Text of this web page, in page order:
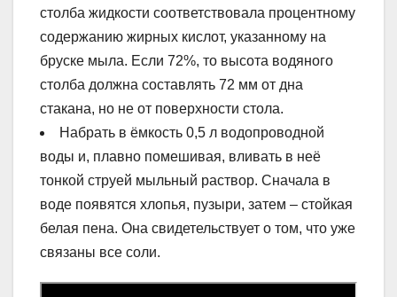
столба жидкости соответствовала процентному
содержанию жирных кислот, указанному на
бруске мыла. Если 72%, то высота водяного
столба должна составлять 72 мм от дна
стакана, но не от поверхности стола.
Набрать в ёмкость 0,5 л водопроводной
воды и, плавно помешивая, вливать в неё
тонкой струей мыльный раствор. Сначала в
воде появятся хлопья, пузыри, затем – стойкая
белая пена. Она свидетельствует о том, что уже
связаны все соли.